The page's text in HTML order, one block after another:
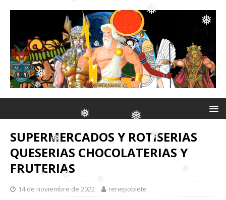
❅
❅
❅
❅
❅
❅
❅
❅
❅
❅
SUPERMERCADOS Y ROTISERIAS
QUESERIAS CHOCOLATERIAS Y
FRUTERIAS
14 de noviembre de 2022 renepoblete